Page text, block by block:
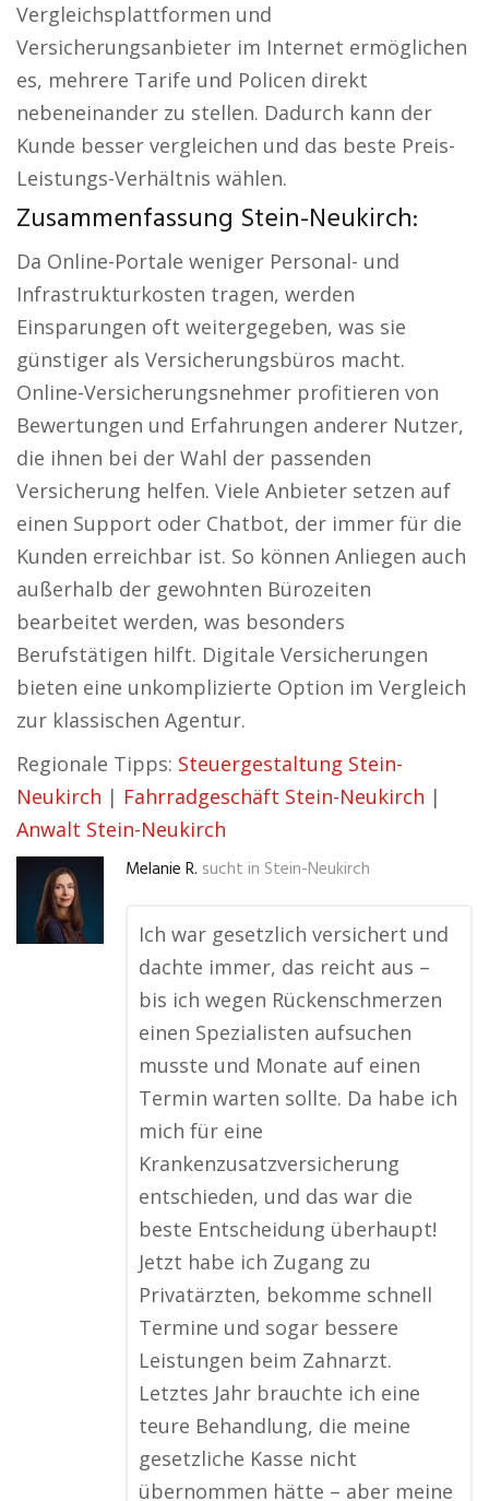
Vergleichsplattformen und
Versicherungsanbieter im Internet ermöglichen
es, mehrere Tarife und Policen direkt
nebeneinander zu stellen. Dadurch kann der
Kunde besser vergleichen und das beste Preis-
Leistungs-Verhältnis wählen.
Zusammenfassung Stein-Neukirch:
Da Online-Portale weniger Personal- und
Infrastrukturkosten tragen, werden
Einsparungen oft weitergegeben, was sie
günstiger als Versicherungsbüros macht.
Online-Versicherungsnehmer profitieren von
Bewertungen und Erfahrungen anderer Nutzer,
die ihnen bei der Wahl der passenden
Versicherung helfen. Viele Anbieter setzen auf
einen Support oder Chatbot, der immer für die
Kunden erreichbar ist. So können Anliegen auch
außerhalb der gewohnten Bürozeiten
bearbeitet werden, was besonders
Berufstätigen hilft. Digitale Versicherungen
bieten eine unkomplizierte Option im Vergleich
zur klassischen Agentur.
Regionale Tipps: Steuergestaltung Stein-
Neukirch | Fahrradgeschäft Stein-Neukirch |
Anwalt Stein-Neukirch
Melanie R. sucht in Stein-Neukirch
Ich war gesetzlich versichert und
dachte immer, das reicht aus –
bis ich wegen Rückenschmerzen
einen Spezialisten aufsuchen
musste und Monate auf einen
Termin warten sollte. Da habe ich
mich für eine
Krankenzusatzversicherung
entschieden, und das war die
beste Entscheidung überhaupt!
Jetzt habe ich Zugang zu
Privatärzten, bekomme schnell
Termine und sogar bessere
Leistungen beim Zahnarzt.
Letztes Jahr brauchte ich eine
teure Behandlung, die meine
gesetzliche Kasse nicht
übernommen hätte – aber meine